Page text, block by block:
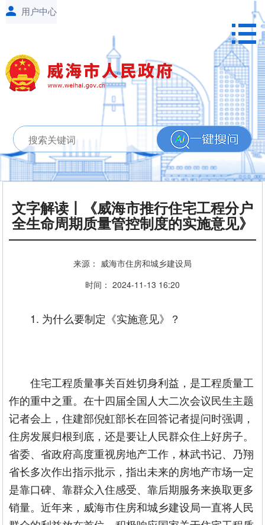
文字解读丨《威海市推行住宅工程分户
全生命周期质量管控制度的实施意见》
来源： 威海市住房和城乡建设局
时间： 2024-11-13 16:20
1. 为什么要制定《实施意见》？
住宅工程质量事关百姓切身利益，是工程质量工
作的重中之重。在十四届全国人大二次会议民生主题
记者会上，住建部倪虹部长在回答记者提问时强调，
住房发展归根到底，还是要让人民群众住上好房子。
省委、省政府高度重视房地产工作，林武书记、乃翔
省长多次作出指示批示，指出未来的房地产市场一定
是靠口碑、靠群众入住感受、靠后期服务来换取更多
销量。近年来，威海市住房和城乡建设局一直将人民